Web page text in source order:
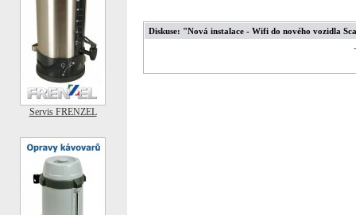
Servis FRENZEL
Diskuse: "Nová instalace - Wifi do nového vozidla